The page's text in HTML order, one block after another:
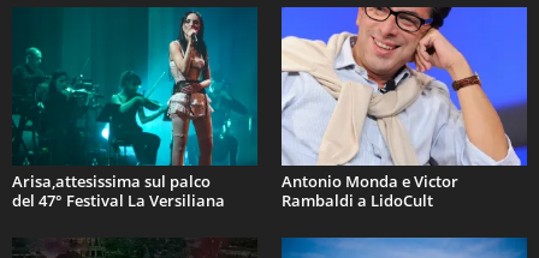
Arisa,attesissima sul palco
del 47° Festival La Versiliana
Antonio Monda e Victor
Rambaldi a LidoCult